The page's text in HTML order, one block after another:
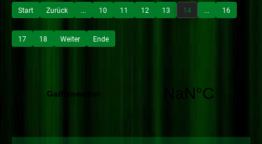
Start Zurück ... 10 11 12 13 14 ... 16
17 18 Weiter Ende